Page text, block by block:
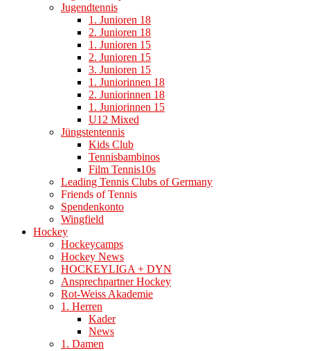
Jugendtennis
1. Junioren 18
2. Junioren 18
1. Junioren 15
2. Junioren 15
3. Junioren 15
1. Juniorinnen 18
2. Juniorinnen 18
1. Juniorinnen 15
U12 Mixed
Jüngstentennis
Kids Club
Tennisbambinos
Film Tennis10s
Leading Tennis Clubs of Germany
Friends of Tennis
Spendenkonto
Wingfield
Hockey
Hockeycamps
Hockey News
HOCKEYLIGA + DYN
Ansprechpartner Hockey
Rot-Weiss Akademie
1. Herren
Kader
News
1. Damen